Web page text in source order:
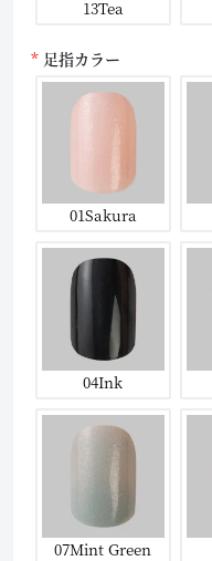
13Tea
足指カラー
01Sakura
04Ink
07Mint Green